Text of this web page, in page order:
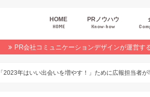
HOME
HOME
PRノウハウ
Know‐how
広報スキルUP
商品・サービスPR
デジタルPR
PRトレンド
イベントPR
業界コラム
オンラインセミナーレ
PR会社コミュニケーションデザインが運営す
「2023年はいい出会いを増やす！」ために広報担当者